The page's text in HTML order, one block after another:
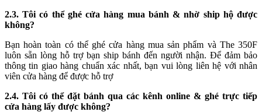
2.3. Tôi có thể ghé cửa hàng mua bánh & nhờ ship hộ được
không?
Bạn hoàn toàn có thể ghé cửa hàng mua sản phẩm và The 350F
luôn sẵn lòng hỗ trợ bạn ship bánh đến người nhận. Để đảm bảo
thông tin giao hàng chuẩn xác nhất, bạn vui lòng liên hệ với nhân
viên cửa hàng để được hỗ trợ
2.4. Tôi có thể đặt bánh qua các kênh online & ghé trực tiếp
cửa hàng lấy được không?